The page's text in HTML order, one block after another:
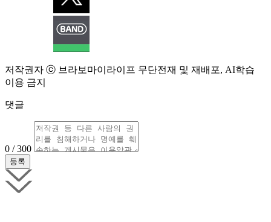
저작권자 ⓒ 브라보마이라이프 무단전재 및 재배포, AI학습
이용 금지
댓글
0 / 300